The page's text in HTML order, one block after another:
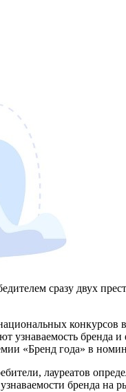
сразу двух
конкурсов
узнаваемость
«Бренд года» в
лауреатов
бренда